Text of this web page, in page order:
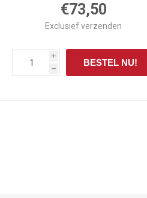
€73,50
Exclusiefverzenden
i
h
BESTEL NU!